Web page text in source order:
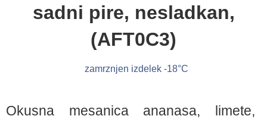
sadni pire, nesladkan,
(AFT0C3)
zamrznjen izdelek -18°C
Okusna mesanica ananasa, limete,